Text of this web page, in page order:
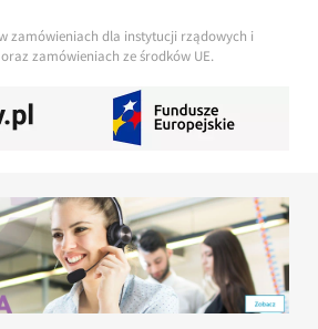
zamówieniach dla instytucji rządowych i
zamówieniach ze środków UE.